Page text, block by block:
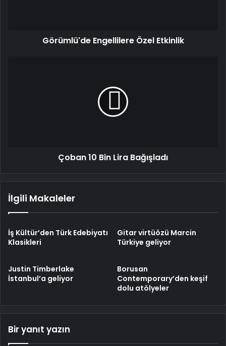
Görümlü'de Engellilere Özel Etkinlik
Çoban 10 Bin Lira Bağışladı
İlgili Makaleler
İş Kültür’den Türk Edebiyatı
Klasikleri
Gitar virtüözü Marcin
Türkiye geliyor
Justin Timberlake
İstanbul’a geliyor
Borusan
Contemporary’den keşif
dolu atölyeler
Bir yanıt yazın